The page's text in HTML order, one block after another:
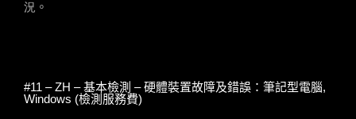
況 。
#11 – ZH – 基本檢測 – 硬體裝置故障及錯誤：筆記型電腦,
Windows (檢測服務費)